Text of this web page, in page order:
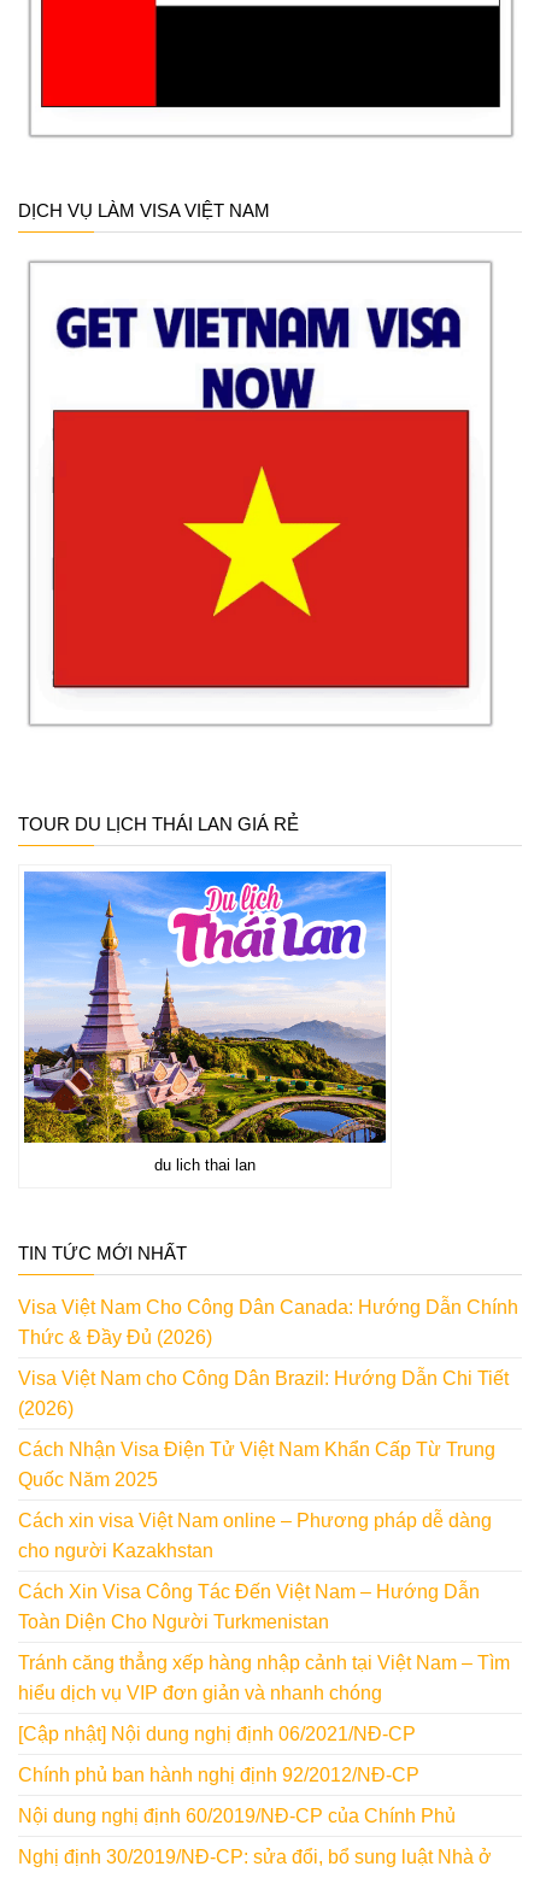
DỊCH VỤ LÀM VISA VIỆT NAM
TOUR DU LỊCH THÁI LAN GIÁ RẺ
du lich thai lan
TIN TỨC MỚI NHẤT
Visa Việt Nam Cho Công Dân Canada: Hướng Dẫn Chính
Thức & Đầy Đủ (2026)
Visa Việt Nam cho Công Dân Brazil: Hướng Dẫn Chi Tiết
(2026)
Cách Nhận Visa Điện Tử Việt Nam Khẩn Cấp Từ Trung
Quốc Năm 2025
Cách xin visa Việt Nam online – Phương pháp dễ dàng
cho người Kazakhstan
Cách Xin Visa Công Tác Đến Việt Nam – Hướng Dẫn
Toàn Diện Cho Người Turkmenistan
Tránh căng thẳng xếp hàng nhập cảnh tại Việt Nam – Tìm
hiểu dịch vụ VIP đơn giản và nhanh chóng
[Cập nhật] Nội dung nghị định 06/2021/NĐ-CP
Chính phủ ban hành nghị định 92/2012/NĐ-CP
Nội dung nghị định 60/2019/NĐ-CP của Chính Phủ
Nghị định 30/2019/NĐ-CP: sửa đổi, bổ sung luật Nhà ở